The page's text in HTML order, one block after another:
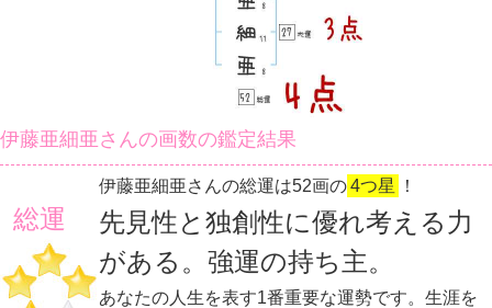
伊藤亜細亜さんの画数の鑑定結果
総運
伊藤亜細亜さんの総運は52画の4つ星 ！
先見性と独創性に優れ考える力
がある。強運の持ち主。
あなたの人生を表す1番重要な運勢です。生涯を